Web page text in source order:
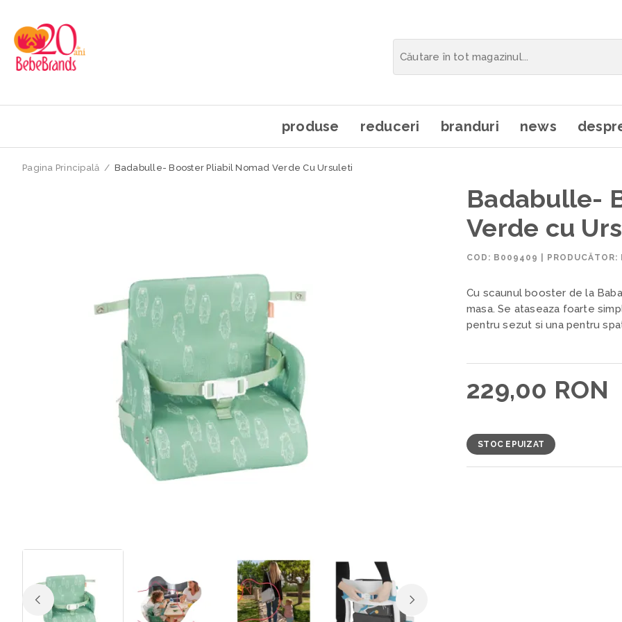
produse reduceri branduri news
Pagina Principală / Badabulle- Booster Pliabil Nomad Verde Cu Ursuleti
Badabulle-
Verde cu
COD: B009409
Cu scaunul booster de la
masa. Se ataseaza foarte
pentru sezut si una pentru
229,00 RON
STOC EPUIZAT